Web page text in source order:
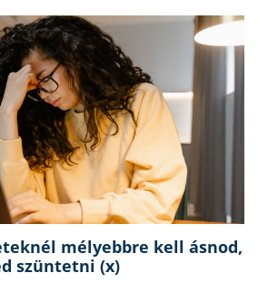
mélyebbre kell ásnod,
szüntetni (x)